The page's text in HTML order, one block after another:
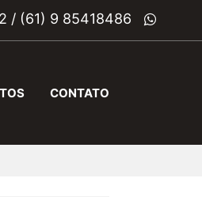
/ (61) 9 85418486
CONTATO